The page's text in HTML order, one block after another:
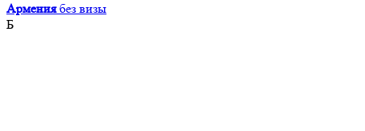
Армения без визы
Б